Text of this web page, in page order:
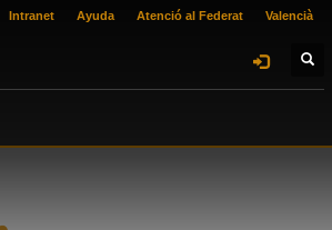
Intranet Ayuda Atenció al Federat Valencià